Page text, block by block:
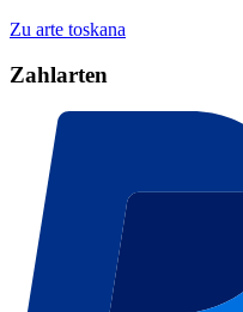
Zu arte toskana
Zahlarten